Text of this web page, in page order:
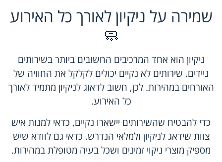
שמירה על ניקיון לאורך כל האירוע
🧼
ניקיון הוא אחד המרכיבים החשובים ביותר בשירותים
ניידים. שירותים לא נקיים יכולים לקלקל את החוויה של
האורחים במהירות. לכן, חשוב לדאוג לניקיון מתמיד לאורך
כל האירוע.
כדי להבטיח שהשירותים יישארו נקיים, כדאי למנות איש
צוות שידאג לניקיון ולמלאי הנדרש. כדאי גם לוודא שיש
מספיק מוצרי ניקוי זמינים ושכל בעיה מטופלת במהירות.